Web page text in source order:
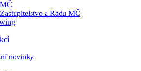
a Radu MČ
novinky